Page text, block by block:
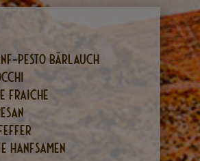
Pesto Bärlauch
Fraiche
Hanfsamen